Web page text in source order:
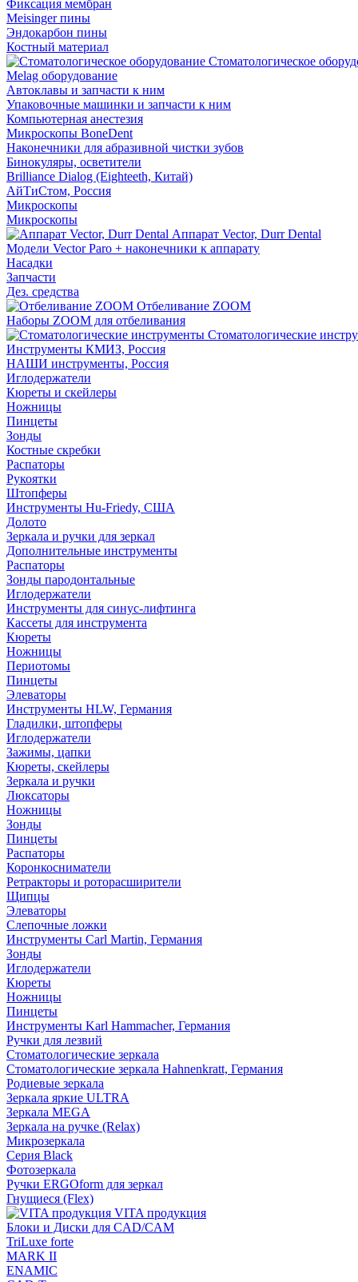
Фиксация мембран
Meisinger пины
Эндокарбон пины
Костный материал
Стоматологическое
Melag оборудование
Автоклавы и запчасти к ним
Упаковочные машинки и запчасти к ним
Компьютерная анестезия
Микроскопы BoneDent
Наконечники для абразивной чистки зубов
Бинокуляры, осветители
Brilliance Dialog (Eighteeth, Китай)
АйТиСтом, Россия
Микроскопы
Микроскопы
Аппарат Vector, Durr Dental
Модели Vector Paro + наконечники к аппарату
Насадки
Запчасти
Дез. средства
Отбеливание ZOOM
Наборы ZOOM для отбеливания
Стоматологические
Инструменты КМИЗ, Россия
НАШИ инструменты, Россия
Иглодержатели
Кюреты и скейлеры
Ножницы
Пинцеты
Зонды
Костные скребки
Распаторы
Рукоятки
Штопферы
Инструменты Hu-Friedy, США
Долото
Зеркала и ручки для зеркал
Дополнительные инструменты
Распаторы
Зонды пародонтальные
Иглодержатели
Инструменты для синус-лифтинга
Кассеты для инструмента
Кюреты
Ножницы
Периотомы
Пинцеты
Элеваторы
Инструменты HLW, Германия
Гладилки, штопферы
Иглодержатели
Зажимы, цапки
Кюреты, скейлеры
Зеркала и ручки
Люксаторы
Ножницы
Зонды
Пинцеты
Распаторы
Коронкосниматели
Ретракторы и роторасширители
Щипцы
Элеваторы
Слепочные ложки
Инструменты Carl Martin, Германия
Зонды
Иглодержатели
Кюреты
Ножницы
Пинцеты
Инструменты Karl Hammacher, Германия
Ручки для лезвий
Стоматологические зеркала
Стоматологические зеркала Hahnenkratt, Германия
Родиевые зеркала
Зеркала яркие ULTRA
Зеркала MEGA
Зеркала на ручке (Relax)
Микрозеркала
Серия Black
Фотозеркала
Ручки ERGOform для зеркал
Гнущиеся (Flex)
VITA продукция
Блоки и Диски для CAD/CAM
TriLuxe forte
MARK II
ENAMIC